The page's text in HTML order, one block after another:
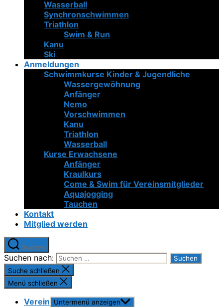
Wasserball
Synchronschwimmen
Triathlon
Swim & Run
Kanu
Ski
Anmeldungen
Schwimmkurse Kinder & Jugendliche
Wassergewöhnung
Anfänger
Nemo
Vorschwimmen
Kanu
Triathlon
Wasserball
Kurse Erwachsene
Anfänger
Kraulkurs
Come & Swim für Vereinsmitglieder
Aquajogging
Tauchen
Kontakt
Mitglied werden
Suchen
Suchen nach:
Suche schließen
Menü schließen
Verein Untermenü anzeigen